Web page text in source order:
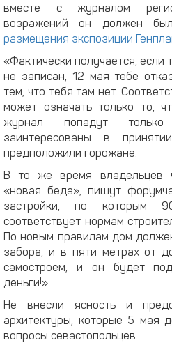
вместе с журналом
возражений он должен
размещения экспозиции
«Фактически получается,
не записан, 12 мая тебе
тем, что тебя там нет.
может означать только то,
журнал попадут
заинтересованы в
предположили горожане.
В то же время владельцев
«новая беда», пишут
застройки, по которым
соответствует нормам
По новым правилам дом
забора, и в пяти метрах от
самостроем, и он будет
деньги!».
Не внесли ясность и
архитектуры, которые 5 мая
вопросы севастопольцев.